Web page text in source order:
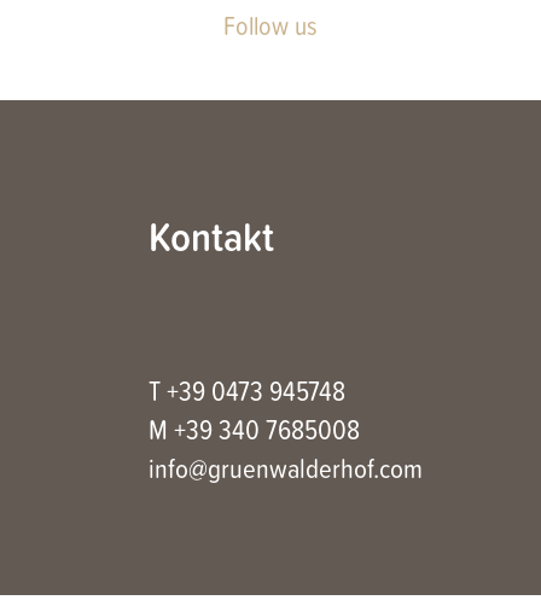
Follow us
Kontakt
T +39 0473 945748
M +39 340 7685008
info@gruenwalderhof.com